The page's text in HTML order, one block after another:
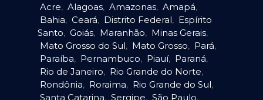
Acre, Alagoas, Amazonas, Amapá,
Bahia, Ceará, Distrito Federal, Espírito
Santo, Goiás, Maranhão, Minas Gerais,
Mato Grosso do Sul, Mato Grosso, Pará,
Paraíba, Pernambuco, Piauí, Paraná,
Rio de Janeiro, Rio Grande do Norte,
Rondônia, Roraima, Rio Grande do Sul,
Santa Catarina, Sergipe, São Paulo,